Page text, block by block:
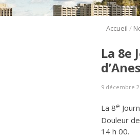
Accueil /
La 8e
9 décembre
La 8e
Douleur
14 h 00.